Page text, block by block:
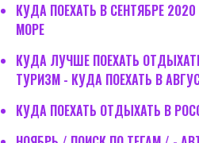
КУДА ПОЕХАТЬ В СЕНТЯБРЕ
МОРЕ
КУДА ЛУЧШЕ ПОЕХАТЬ
ТУРИЗМ - КУДА ПОЕХАТЬ В
КУДА ПОЕХАТЬ ОТДЫХАТЬ В